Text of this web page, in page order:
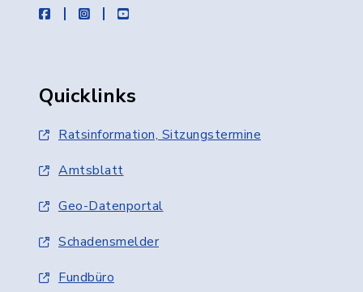
facebookinstagramyoutube
Quicklinks
Ratsinformation, Sitzungstermine
Amtsblatt
Geo-Datenportal
Schadensmelder
Fundbüro